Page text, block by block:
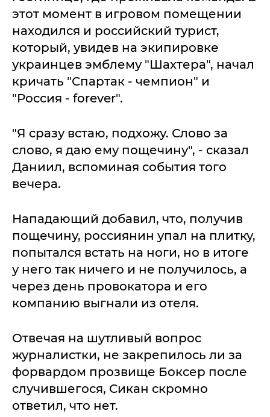
этот момент в игровом помещении
находился и российский турист,
который, увидев на экипировке
украинцев эмблему "Шахтера", начал
кричать "Спартак - чемпион" и
"Россия - forever".
"Я сразу встаю, подхожу. Слово за
слово, я даю ему пощечину", - сказал
Даниил, вспоминая события того
вечера.
Нападающий добавил, что, получив
пощечину, россиянин упал на плитку,
попытался встать на ноги, но в итоге
у него так ничего и не получилось, а
через день провокатора и его
компанию выгнали из отеля.
Отвечая на шутливый вопрос
журналистки, не закрепилось ли за
форвардом прозвище Боксер после
случившегося, Сикан скромно
ответил, что нет.